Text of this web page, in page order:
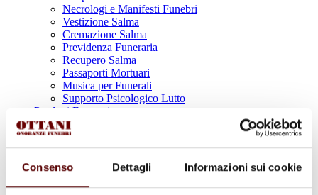
Consenso Dettagli Informazioni sui cookie
Necrologi e Manifesti Funebri
Vestizione Salma
Cremazione Salma
Previdenza Funeraria
Recupero Salma
Passaporti Mortuari
Musica per Funerali
Supporto Psicologico Lutto
Prodotti Funerari
Lapidi, Lastre tombali e Monumenti Funerari
Urne Cinerarie
Allestimento Funebre
Cofani Funebri
In caso di decesso
Necrologi